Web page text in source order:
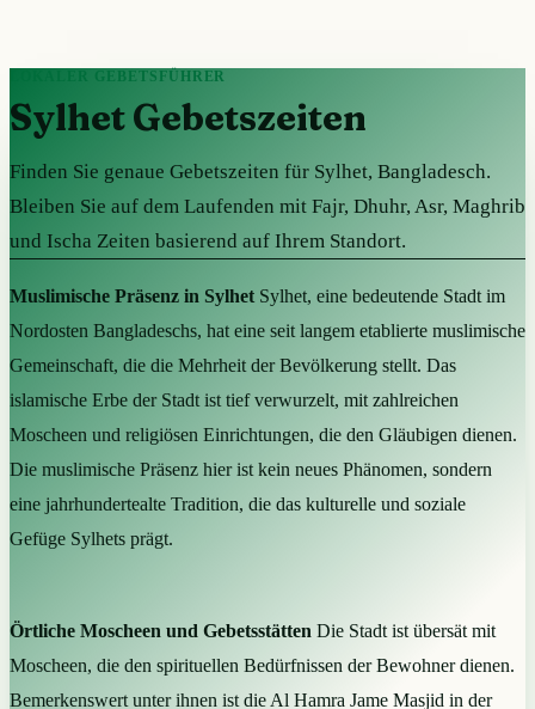
LOKALER GEBETSFÜHRER
Sylhet Gebetszeiten
Finden Sie genaue Gebetszeiten für Sylhet, Bangladesch.
Bleiben Sie auf dem Laufenden mit Fajr, Dhuhr, Asr, Maghrib
und Ischa Zeiten basierend auf Ihrem Standort.
Muslimische Präsenz in Sylhet Sylhet, eine bedeutende Stadt im
Nordosten Bangladeschs, hat eine seit langem etablierte muslimische
Gemeinschaft, die die Mehrheit der Bevölkerung stellt. Das
islamische Erbe der Stadt ist tief verwurzelt, mit zahlreichen
Moscheen und religiösen Einrichtungen, die den Gläubigen dienen.
Die muslimische Präsenz hier ist kein neues Phänomen, sondern
eine jahrhundertealte Tradition, die das kulturelle und soziale
Gefüge Sylhets prägt.
Örtliche Moscheen und Gebetsstätten Die Stadt ist übersät mit
Moscheen, die den spirituellen Bedürfnissen der Bewohner dienen.
Bemerkenswert unter ihnen ist die Al Hamra Jame Masjid in der